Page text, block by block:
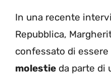
In una recente
Repubblica,
confessato di essere
molestie da parte di